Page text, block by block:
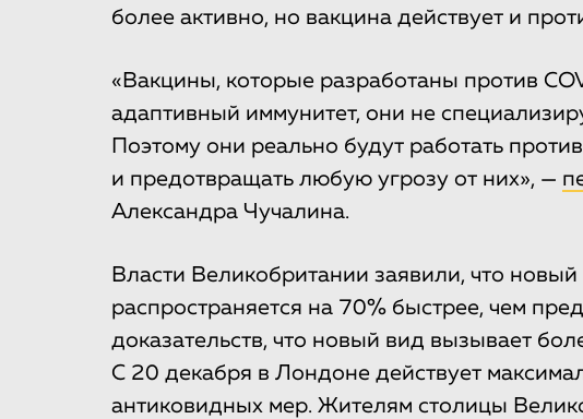
более активно, но вакцина действует и
«Вакцины, которые разработаны против
адаптивный иммунитет, они не
Поэтому они реально будут работать
и предотвращать любую угрозу от них», —
Александра Чучалина.
Власти Великобритании заявили, что
распространяется на 70% быстрее, чем
доказательств, что новый вид вызывает
С 20 декабря в Лондоне действует
антиковидных мер. Жителям столицы